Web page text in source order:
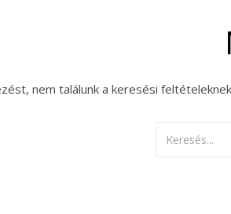
nem találunk a keresési